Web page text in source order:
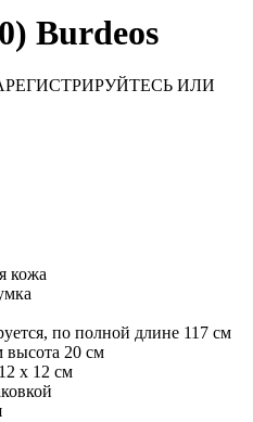
Burdeos
ИЛИ
кожа
по полной длине 117 см
высота 20 см
х 12 см